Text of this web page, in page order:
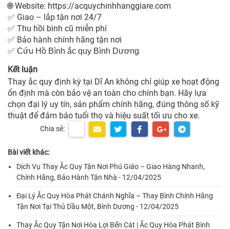
🌐Website: https://acquychinhhanggiare.com
✅ Giao – lắp tận nơi 24/7
✅ Thu hồi bình cũ miễn phí
✅ Bảo hành chính hãng tận nơi
✅ Cứu Hồ Bình ắc quy Bình Dương
Kết luận
Thay ắc quy định kỳ tại Dĩ An không chỉ giúp xe hoạt động
ổn định mà còn bảo vệ an toàn cho chính bạn. Hãy lựa
chọn đại lý uy tín, sản phẩm chính hãng, đúng thông số kỹ
thuật để đảm bảo tuổi thọ và hiệu suất tối ưu cho xe.
Chia sẻ:
Bài viết khác:
Dịch Vụ Thay Ắc Quy Tận Nơi Phú Giáo – Giao Hàng Nhanh,
Chính Hãng, Bảo Hành Tận Nhà - 12/04/2025
Đại Lý Ắc Quy Hòa Phát Chánh Nghĩa – Thay Bình Chính Hãng
Tận Nơi Tại Thủ Dầu Một, Bình Dương - 12/04/2025
Thay Ắc Quy Tận Nơi Hòa Lợi Bến Cát | Ắc Quy Hòa Phát Bình